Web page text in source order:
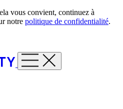
vous convient, continuez à
notre politique de confidentialité.